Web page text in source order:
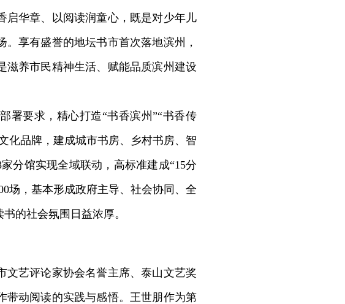
华章、以阅读润童心，既是对少年儿
享有盛誉的地坛书市首次落地滨州，
滋养市民精神生活、赋能品质滨州建设
要求，精心打造“书香滨州”“书香传
化品牌，建成城市书房、乡村书房、智
分馆实现全域联动，高标准建成“15分
场，基本形成政府主导、社会协同、全
的社会氛围日益浓厚。
艺评论家协会名誉主席、泰山文艺奖
带动阅读的实践与感悟。王世朋作为第